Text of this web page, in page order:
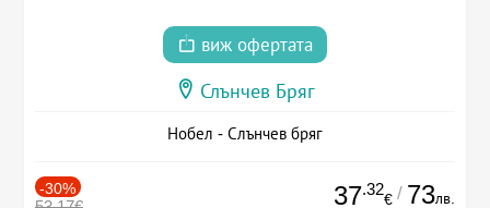
виж офертата
Слънчев Бряг
Нобел - Слънчев бряг
-30% 37.32
€ / 73лв.